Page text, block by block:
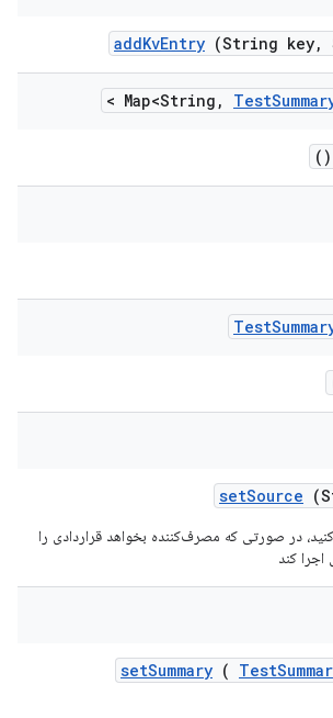
addKvEntry (String key,
Map<String , Test
>
()
Test
setSource
در صورتی که مصرف‌کننده بخواهد قراردادی را
کند
setSummary ( Test